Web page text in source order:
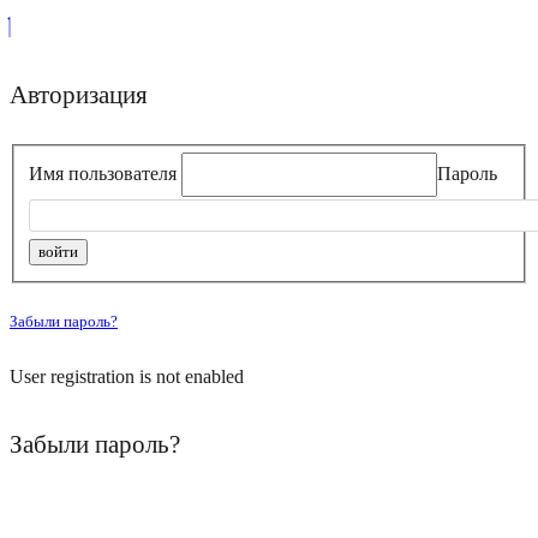
Авторизация
Имя пользователя Пароль
Забыли пароль?
User registration is not enabled
Забыли пароль?